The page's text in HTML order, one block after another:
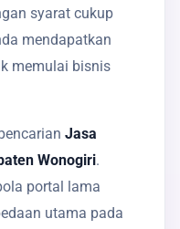
syarat cukup
mendapatkan
memulai bisnis
Jasa
Wonogiri.
portal lama
utama pada